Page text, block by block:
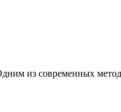
из современных